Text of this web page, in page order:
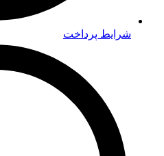
شرایط پرداخت